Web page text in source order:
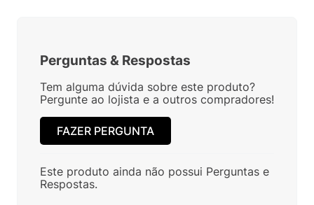
Perguntas & Respostas
Tem alguma dúvida sobre este produto?
Pergunte ao lojista e a outros compradores!
FAZER PERGUNTA
Este produto ainda não possui Perguntas e
Respostas.